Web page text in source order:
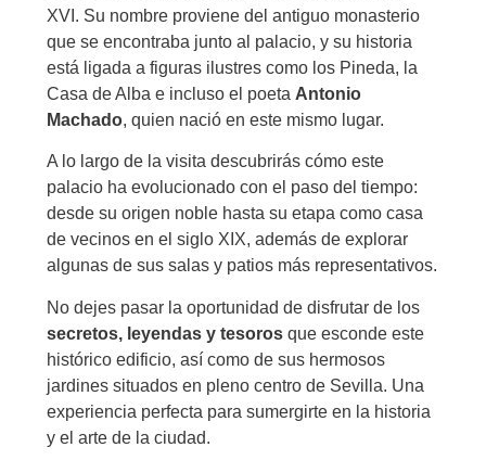
XVI. Su nombre proviene del antiguo monasterio
que se encontraba junto al palacio, y su historia
está ligada a figuras ilustres como los Pineda, la
Casa de Alba e incluso el poeta Antonio
Machado, quien nació en este mismo lugar.
A lo largo de la visita descubrirás cómo este
palacio ha evolucionado con el paso del tiempo:
desde su origen noble hasta su etapa como casa
de vecinos en el siglo XIX, además de explorar
algunas de sus salas y patios más representativos.
No dejes pasar la oportunidad de disfrutar de los
secretos, leyendas y tesorosque esconde este
histórico edificio, así como de sus hermosos
jardines situados en pleno centro de Sevilla. Una
experiencia perfecta para sumergirte en la historia
y el arte de la ciudad.